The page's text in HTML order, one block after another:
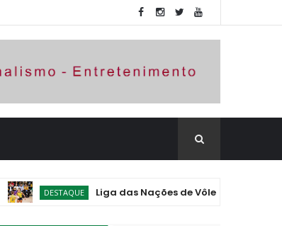
DESTAQUE Liga das Nações de Vôlei: Brasil vence